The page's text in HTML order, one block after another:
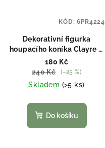
Dekorativní figurka
houpacího koníka Clayre &
Eef 6PR4224
180 Kč
240 Kč
(–25 %)
Skladem (>5 ks)
Do košíku
KÓD:6PR4224